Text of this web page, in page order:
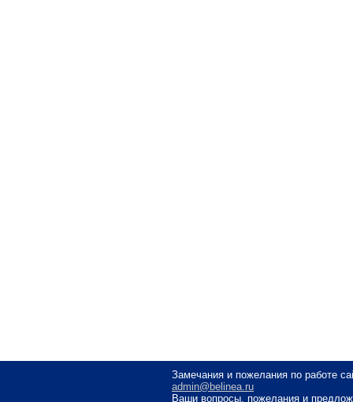
Замечания и пожелания по работе
admin@belinea.ru
Ваши вопросы, пожелания и